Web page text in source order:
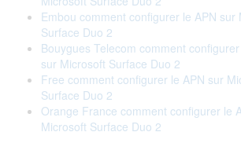
Embou comment configurer le APN sur
Surface Duo 2
Bouygues Telecom comment
sur Microsoft Surface Duo 2
Free comment configurer le APN sur
Surface Duo 2
Orange France comment configurer le
Microsoft Surface Duo 2